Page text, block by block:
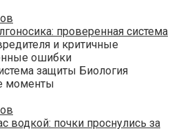
проверенная система
и критичные
ошибки
защиты Биология
моменты
водкой: почки проснулись за